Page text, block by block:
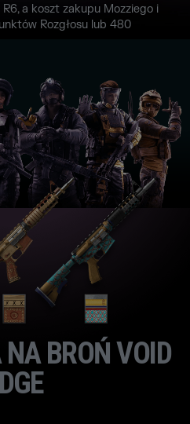
a koszt zakupu Mozziego i
Rozgłosu lub 480
BROŃ VOID